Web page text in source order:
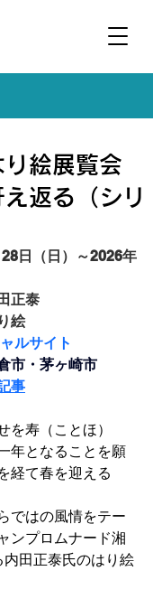
絵展覧会
返る（シリ
日（日）～2026年
正泰
絵
ルサイト
市・茅ヶ崎市
事
を寿（ことほ）
年となることを願
経て春を迎える
ではの風情をテー
ンプロムナード湘
田正泰氏のはり絵